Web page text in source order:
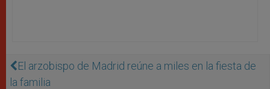
El arzobispo de Madrid reúne a miles en la fiesta de
la familia